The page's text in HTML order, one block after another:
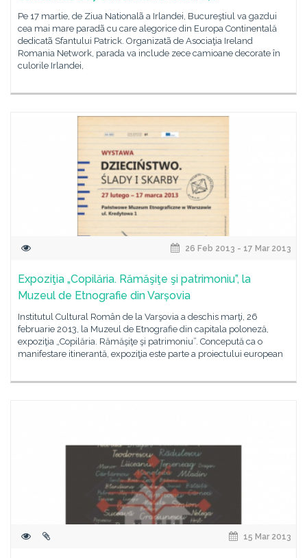
Pe 17 martie, de Ziua Nationalã a Irlandei, Bucureştiul va gazdui
cea mai mare paradã cu care alegorice din Europa Continentală
dedicatã Sfantului Patrick. Organizatã de Asociaţia Ireland
Romania Network, parada va include zece camioane decorate în
culorile Irlandei,
26 Feb 2013 - 17 Mar 2013
Expoziţia „Copilăria. Rămăşiţe şi patrimoniu”, la
Muzeul de Etnografie din Varșovia
Institutul Cultural Român de la Varşovia a deschis marţi, 26
februarie 2013, la Muzeul de Etnografie din capitala poloneză,
expoziţia „Copilăria. Rămăşiţe şi patrimoniu”. Concepută ca o
manifestare itinerantă, expoziţia este parte a proiectului european
15 Mar 2013